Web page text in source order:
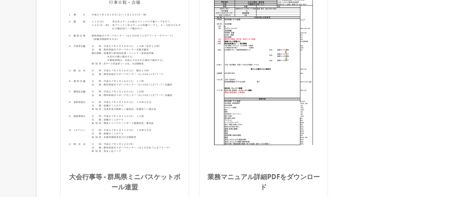
大会行事等 - 群馬県ミニバスケットボ
ール連盟
業務マニュアル詳細PDFをダウンロー
ド